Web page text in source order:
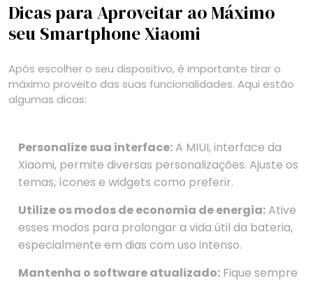
Dicas para Aproveitar ao Máximo
seu Smartphone Xiaomi
Após escolher o seu dispositivo, é importante tirar o
máximo proveito das suas funcionalidades. Aqui estão
algumas dicas:
Personalize sua interface:A MIUI, interface da
Xiaomi, permite diversas personalizações. Ajuste os
temas, ícones e widgets como preferir.
Utilize os modos de economia de energia:Ative
esses modos para prolongar a vida útil da bateria,
especialmente em dias com uso intenso.
Mantenha o software atualizado: Fique sempre